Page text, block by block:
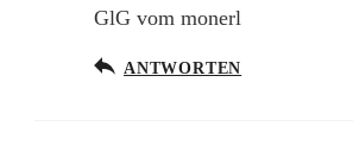
GlG vom monerl
ANTWORTEN